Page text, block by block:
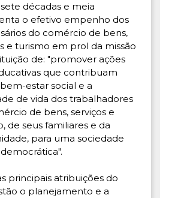
décadas e meia
o efetivo empenho dos
do comércio de bens,
e turismo em prol da missão
de: "promover ações
que contribuam
estar social e a
de vida dos trabalhadores
de bens, serviços e
de seus familiares e da
para uma sociedade
principais atribuições do
o planejamento e a